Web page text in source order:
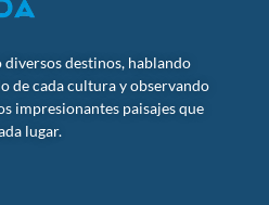
diversos destinos, hablando
de cada cultura y observando
impresionantes paisajes que
lugar.